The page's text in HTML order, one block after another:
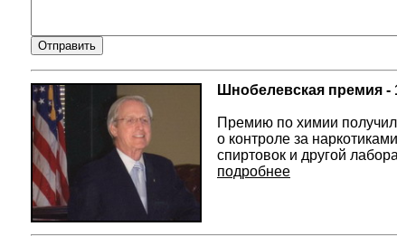
Шнобелевская премия -
Премию по химии получил
о контроле за
спиртовок и другой
подробнее